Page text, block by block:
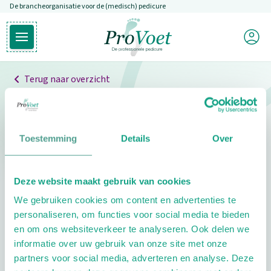
Toestemming Details Over
Deze website maakt gebruik van cookies
We gebruiken cookies om content en advertenties te
personaliseren, om functies voor social media te bieden
en om ons websiteverkeer te analyseren. Ook delen we
informatie over uw gebruik van onze site met onze
partners voor social media, adverteren en analyse. Deze
Overslaan en naar de inhoud gaan
De brancheorganisatie voor de (medisch) pedicure
Open hoofdmenu
Ga naar de homepagina
Mijn
Terug naar overzicht
Professionals
Pedicure niet gevonden
pedicure.